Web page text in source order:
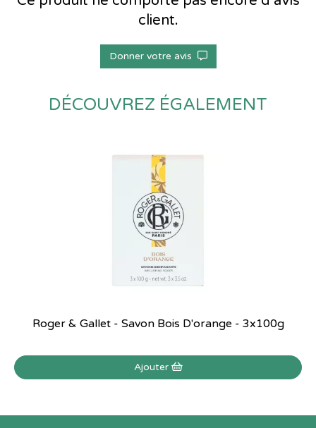
client.
Donner votre avis
DÉCOUVREZ ÉGALEMENT
Roger & Gallet - Savon Bois D'orange - 3x100g
Ajouter